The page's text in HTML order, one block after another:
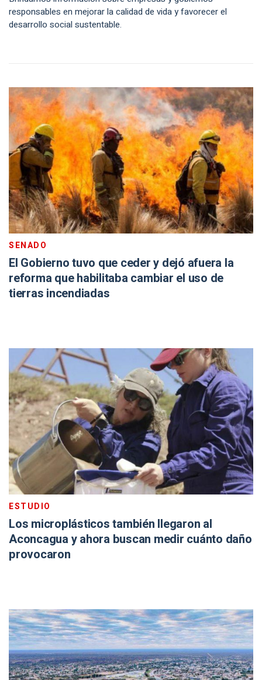
responsables en mejorar la calidad de vida y favorecer el
desarrollo social sustentable.
SENADO
El Gobierno tuvo que ceder y dejó afuera la
reforma que habilitaba cambiar el uso de
tierras incendiadas
ESTUDIO
Los microplásticos también llegaron al
Aconcagua y ahora buscan medir cuánto daño
provocaron